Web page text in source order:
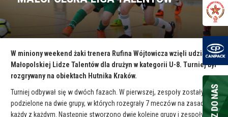
W miniony weekend żaki trenera Rufina Wójtowicza wzięli udział w
Małopolskiej Lidze Talentów dla drużyn w kategorii U-8. Turniej był
rozgrywany na obiektach Hutnika Kraków.
Turniej odbywał się w dwóch fazach. W pierwszej, zespoły zostały
podzielone na dwie grupy, w których rozegrały 7 meczów na zasadzie
każdy z każdym. Następnie stworzono dwie kolejne grupy i zespoły